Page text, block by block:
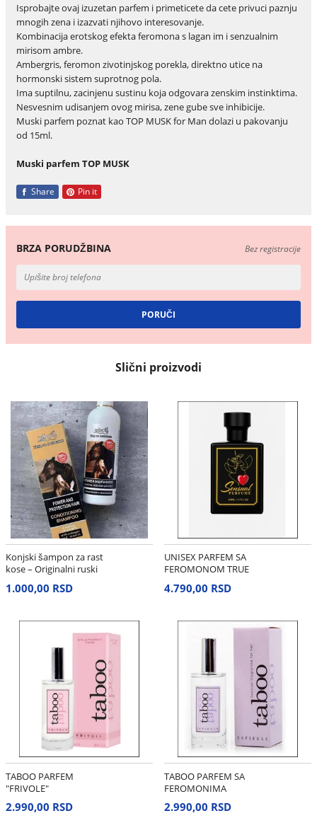
Isprobajte ovaj izuzetan parfem i primeticete da cete privuci paznju
mnogih zena i izazvati njihovo interesovanje.
Kombinacija erotskog efekta feromona s lagan im i senzualnim
mirisom ambre.
Ambergris, feromon zivotinjskog porekla, direktno utice na
hormonski sistem suprotnog pola.
Ima suptilnu, zacinjenu sustinu koja odgovara zenskim instinktima.
Nesvesnim udisanjem ovog mirisa, zene gube sve inhibicije.
Muski parfem poznat kao TOP MUSK for Man dolazi u pakovanju
od 15ml.
Muski parfem TOP MUSK
Share Pin it
BRZA PORUDŽBINA Bez registracije
Slični proizvodi
Konjski šampon za rast
kose – Originalni ruski
1.000,00 RSD
UNISEX PARFEM SA
FEROMONOM TRUE
4.790,00 RSD
TABOO PARFEM
"FRIVOLE"
2.990,00 RSD
TABOO PARFEM SA
FEROMONIMA
2.990,00 RSD